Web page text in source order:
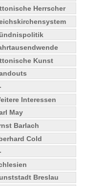
Herrscher
Kunst
Interessen
May
Barlach
Cold
Breslau